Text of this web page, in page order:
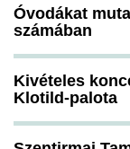
Óvodákat
számában
Kivételes
Klotild-palota